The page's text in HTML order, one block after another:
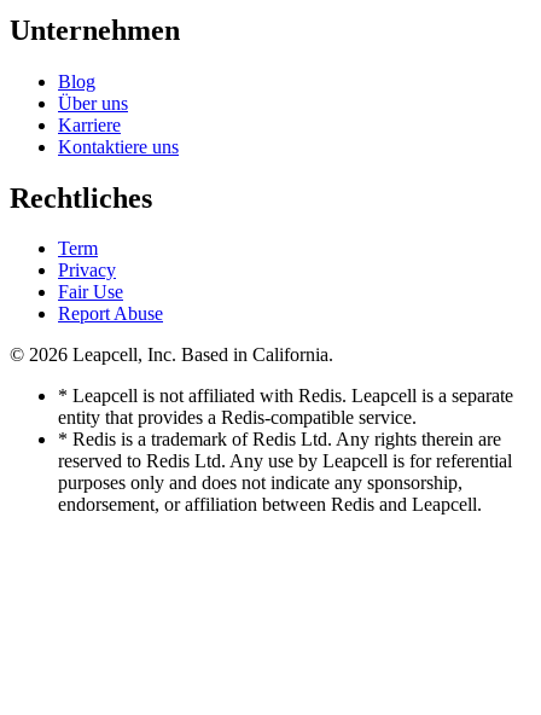
Unternehmen
Blog
Über uns
Karriere
Kontaktiere uns
Rechtliches
Term
Privacy
Fair Use
Report Abuse
© 2026 Leapcell, Inc. Based in California.
* Leapcell is not affiliated with Redis. Leapcell is a separate
entity that provides a Redis-compatible service.
* Redis is a trademark of Redis Ltd. Any rights therein are
reserved to Redis Ltd. Any use by Leapcell is for referential
purposes only and does not indicate any sponsorship,
endorsement, or affiliation between Redis and Leapcell.